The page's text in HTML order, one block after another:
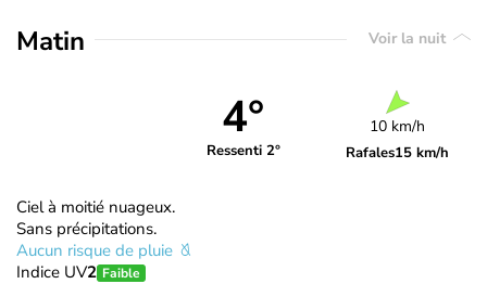
Matin Voir la nuit
4°
Ressenti 2°
10 km/h
Rafales15 km/h
Ciel à moitié nuageux.
Sans précipitations.
Aucun risque de pluie
Indice UV2 Faible